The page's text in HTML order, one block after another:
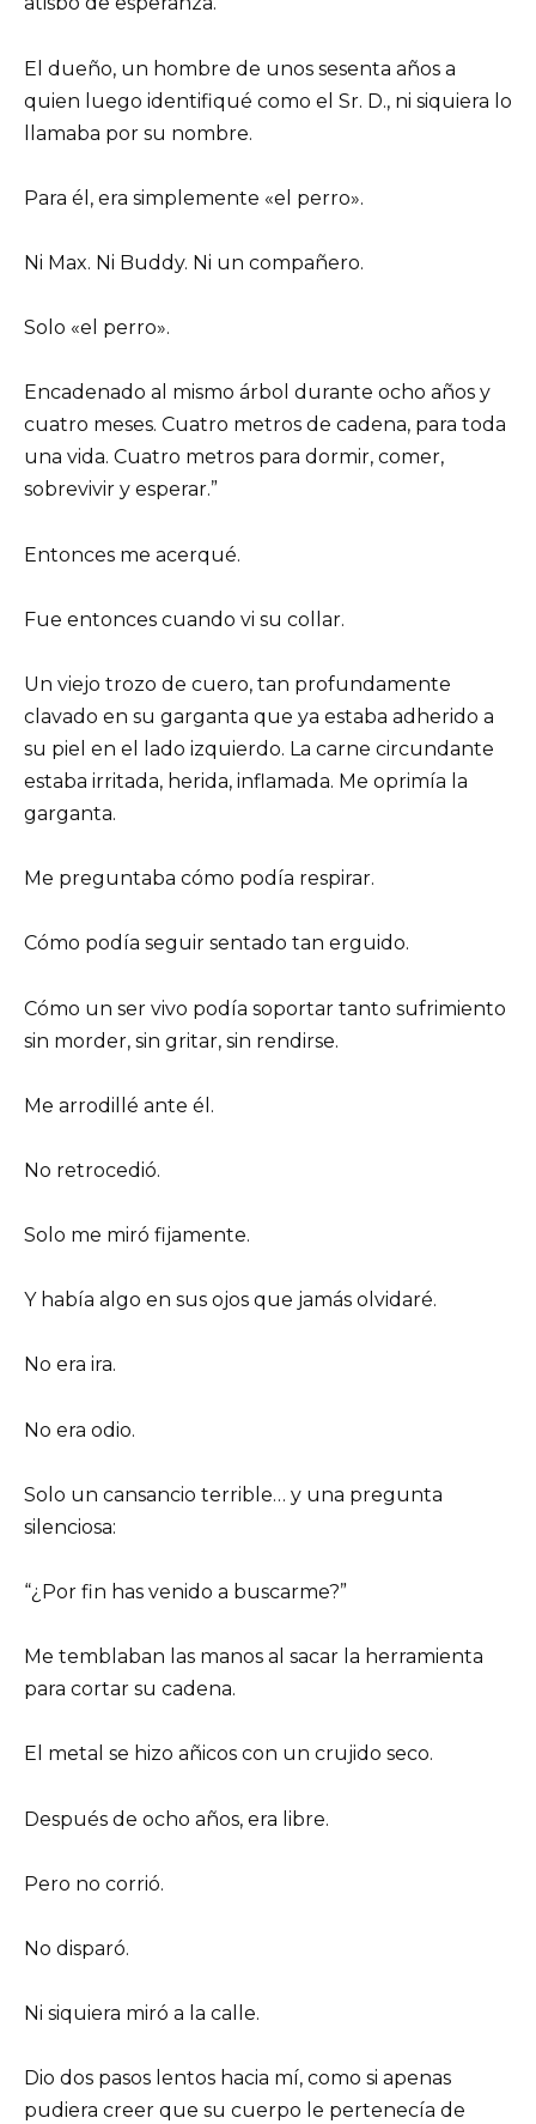
El dueño, un hombre de unos sesenta años a
quien luego identifiqué como el Sr. D., ni siquiera lo
llamaba por su nombre.
Para él, era simplemente «el perro».
Ni Max. Ni Buddy. Ni un compañero.
Solo «el perro».
Encadenado al mismo árbol durante ocho años y
cuatro meses. Cuatro metros de cadena, para toda
una vida. Cuatro metros para dormir, comer,
sobrevivir y esperar.”
Entonces me acerqué.
Fue entonces cuando vi su collar.
Un viejo trozo de cuero, tan profundamente
clavado en su garganta que ya estaba adherido a
su piel en el lado izquierdo. La carne circundante
estaba irritada, herida, inflamada. Me oprimía la
garganta.
Me preguntaba cómo podía respirar.
Cómo podía seguir sentado tan erguido.
Cómo un ser vivo podía soportar tanto sufrimiento
sin morder, sin gritar, sin rendirse.
Me arrodillé ante él.
No retrocedió.
Solo me miró fijamente.
Y había algo en sus ojos que jamás olvidaré.
No era ira.
No era odio.
Solo un cansancio terrible… y una pregunta
silenciosa:
“¿Por fin has venido a buscarme?”
Me temblaban las manos al sacar la herramienta
para cortar su cadena.
El metal se hizo añicos con un crujido seco.
Después de ocho años, era libre.
Pero no corrió.
No disparó.
Ni siquiera miró a la calle.
Dio dos pasos lentos hacia mí, como si apenas
pudiera creer que su cuerpo le pertenecía de